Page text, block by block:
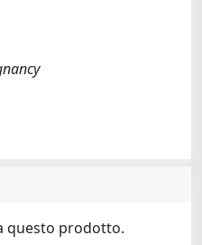
questo prodotto.